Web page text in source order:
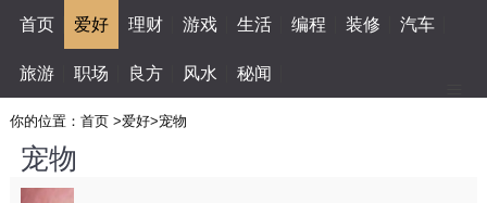
首页 爱好 理财 游戏 生活 编程 装修 汽车
旅游 职场 良方 风水 秘闻
你的位置： 首页 >爱好>宠物
宠物